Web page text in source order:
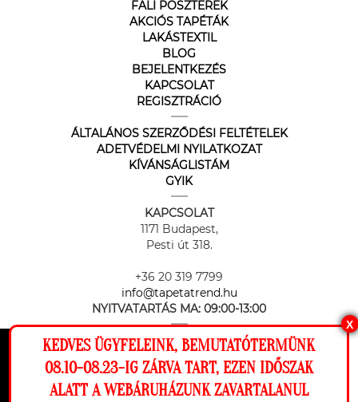
Ez a weboldal cookie-kat használ, hogy a
lehető legjobb élményt nyújtsa honlapunkon.
FALI POSZTEREK
AKCIÓS TAPÉTÁK
LAKÁSTEXTIL
BLOG
BEJELENTKEZÉS
KAPCSOLAT
REGISZTRÁCIÓ
ÁLTALÁNOS SZERZŐDÉSI FELTÉTELEK
ADETVÉDELMI NYILATKOZAT
KÍVÁNSÁGLISTÁM
GYIK
KAPCSOLAT
1171 Budapest,
Pesti út 318.
+36 20 319 7799
info@tapetatrend.hu
NYITVATARTÁS MA: 09:00-13:00
X
KEDVES ÜGYFELEINK, BEMUTATÓTERMÜNK
08.10-08.23-IG ZÁRVA TART, EZEN IDŐSZAK
ALATT A WEBÁRUHÁZUNK ZAVARTALANUL